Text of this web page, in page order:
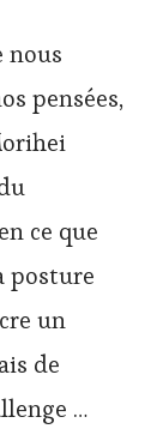
nous
pensées,
ce que
posture
un
de
…